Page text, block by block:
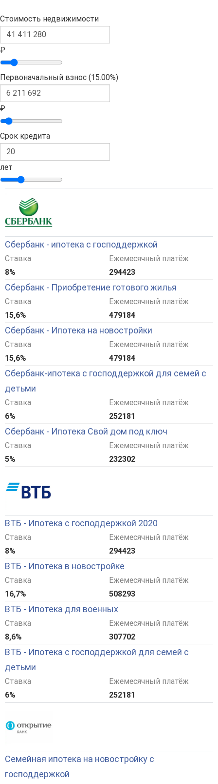
Стоимость недвижимости
₽
Первоначальный взнос (15.00%)
₽
Срок кредита
лет
Сбербанк - ипотека с господдержкой
Ставка
8%
Ежемесячный платёж
294423
Сбербанк - Приобретение готового жилья
Ставка
15,6%
Ежемесячный платёж
479184
Сбербанк - Ипотека на новостройки
Ставка
15,6%
Ежемесячный платёж
479184
Сбербанк-ипотека с господдержкой для семей с
детьми
Ставка
6%
Ежемесячный платёж
252181
Сбербанк - Ипотека Свой дом под ключ
Ставка
5%
Ежемесячный платёж
232302
ВТБ - Ипотека с господдержкой 2020
Ставка
8%
Ежемесячный платёж
294423
ВТБ - Ипотека в новостройке
Ставка
16,7%
Ежемесячный платёж
508293
ВТБ - Ипотека для военных
Ставка
8,6%
Ежемесячный платёж
307702
ВТБ - Ипотека с господдержкой для семей с
детьми
Ставка
6%
Ежемесячный платёж
252181
Семейная ипотека на новостройку с
господдержкой